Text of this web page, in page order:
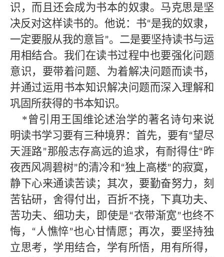
识，而且还会成为书本的奴隶。马克思是坚
决反对这样读书的。他说：书“是我的奴隶，
一定要服从我的意旨”。二是要坚持读书与运
用相结合。我们在读书过程中也要强化问题
意识，要带着问题、为着解决问题而读书，
并通过运用书本知识解决问题而深入理解和
巩固所获得的书本知识。
*曾引用王国维论述治学的著名诗句来说
明读书学习要有三种境界：首先，要有“望尽
天涯路”那般志存高远的追求，有耐得住“ 昨
夜西风凋碧树”的清冷和 “独上高楼”的寂寞，
静下心来通读苦读；其次，要勤奋努力，刻
苦钻研，舍得付出，百折不挠，下真功夫、
苦功夫、细功夫，即使是“衣带渐宽”也终不
悔，
“人憔悴”也心甘情愿；再次，要坚持独
立思考，学用结合，学有所悟，用有所得，